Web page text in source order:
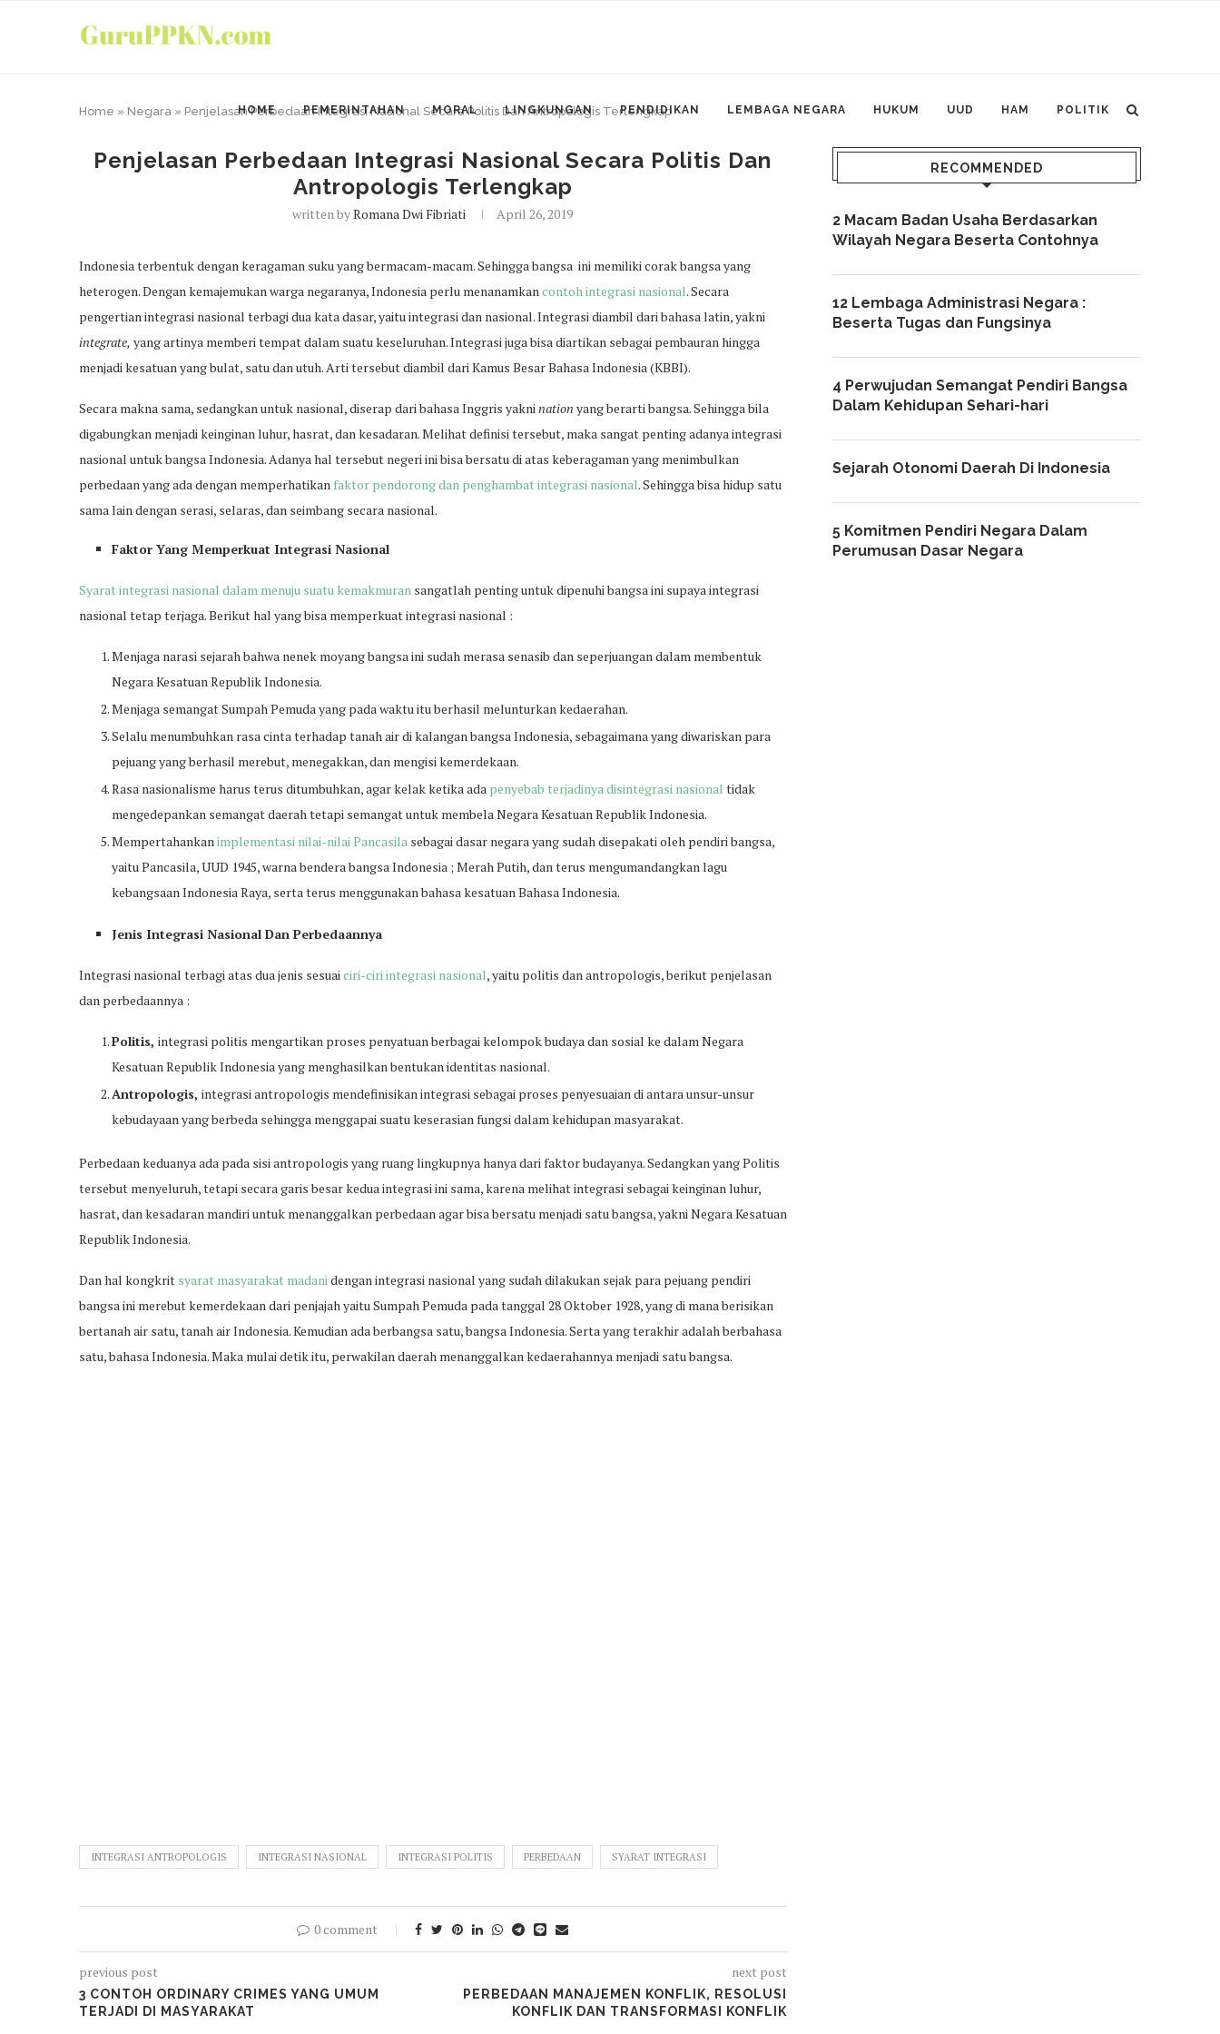
HOME PEMERINTAHAN MORAL LINGKUNGAN PENDIDIKAN LEMBAGA NEGARA HUKUM UUD HAM POLITIK
Home » Negara » Penjelasan Perbedaan Integrasi Nasional Secara Politis Dan Antropologis Terlengkap
Penjelasan Perbedaan Integrasi Nasional Secara Politis Dan
Antropologis Terlengkap
written byRomana Dwi Fibriati April 26, 2019
Indonesia terbentuk dengan keragaman suku yang bermacam-macam. Sehingga bangsa ini memiliki corak bangsa yang
heterogen. Dengan kemajemukan warga negaranya, Indonesia perlu menanamkancontoh integrasi nasional. Secara
pengertian integrasi nasional terbagi dua kata dasar, yaitu integrasi dan nasional. Integrasi diambil dari bahasa latin, yakni
integrate, yang artinya memberi tempat dalam suatu keseluruhan. Integrasi juga bisa diartikan sebagai pembauran hingga
menjadi kesatuan yang bulat, satu dan utuh. Arti tersebut diambil dari Kamus Besar Bahasa Indonesia (KBBI).
Secara makna sama, sedangkan untuk nasional, diserap dari bahasa Inggris yaknination yang berarti bangsa. Sehingga bila
digabungkan menjadi keinginan luhur, hasrat, dan kesadaran. Melihat definisi tersebut, maka sangat penting adanya integrasi
nasional untuk bangsa Indonesia. Adanya hal tersebut negeri ini bisa bersatu di atas keberagaman yang menimbulkan
perbedaan yang ada dengan memperhatikan faktor pendorong dan penghambat integrasi nasional. Sehingga bisa hidup satu
sama lain dengan serasi, selaras, dan seimbang secara nasional.
Faktor Yang Memperkuat Integrasi Nasional
Syarat integrasi nasional dalam menuju suatu kemakmuran sangatlah penting untuk dipenuhi bangsa ini supaya integrasi
nasional tetap terjaga. Berikut hal yang bisa memperkuat integrasi nasional :
Menjaga narasi sejarah bahwa nenek moyang bangsa ini sudah merasa senasib dan seperjuangan dalam membentuk
Negara Kesatuan Republik Indonesia.
Menjaga semangat Sumpah Pemuda yang pada waktu itu berhasil melunturkan kedaerahan.
Selalu menumbuhkan rasa cinta terhadap tanah air di kalangan bangsa Indonesia, sebagaimana yang diwariskan para
pejuang yang berhasil merebut, menegakkan, dan mengisi kemerdekaan.
Rasa nasionalisme harus terus ditumbuhkan, agar kelak ketika ada penyebab terjadinya disintegrasi nasional tidak
mengedepankan semangat daerah tetapi semangat untuk membela Negara Kesatuan Republik Indonesia.
Mempertahankanimplementasi nilai-nilai Pancasila sebagai dasar negara yang sudah disepakati oleh pendiri bangsa,
yaitu Pancasila, UUD 1945, warna bendera bangsa Indonesia ; Merah Putih, dan terus mengumandangkan lagu
kebangsaan Indonesia Raya, serta terus menggunakan bahasa kesatuan Bahasa Indonesia.
Jenis Integrasi Nasional Dan Perbedaannya
Integrasi nasional terbagi atas dua jenis sesuaiciri-ciri integrasi nasional, yaitu politis dan antropologis, berikut penjelasan
dan perbedaannya :
Politis, integrasi politis mengartikan proses penyatuan berbagai kelompok budaya dan sosial ke dalam Negara
Kesatuan Republik Indonesia yang menghasilkan bentukan identitas nasional.
Antropologis, integrasi antropologis mendefinisikan integrasi sebagai proses penyesuaian di antara unsur-unsur
kebudayaan yang berbeda sehingga menggapai suatu keserasian fungsi dalam kehidupan masyarakat.
Perbedaan keduanya ada pada sisi antropologis yang ruang lingkupnya hanya dari faktor budayanya. Sedangkan yang Politis
tersebut menyeluruh, tetapi secara garis besar kedua integrasi ini sama, karena melihat integrasi sebagai keinginan luhur,
hasrat, dan kesadaran mandiri untuk menanggalkan perbedaan agar bisa bersatu menjadi satu bangsa, yakni Negara Kesatuan
Republik Indonesia.
Dan hal kongkrit syarat masyarakat madanidengan integrasi nasional yang sudah dilakukan sejak para pejuang pendiri
bangsa ini merebut kemerdekaan dari penjajah yaitu Sumpah Pemuda pada tanggal 28 Oktober 1928, yang di mana berisikan
bertanah air satu, tanah air Indonesia. Kemudian ada berbangsa satu, bangsa Indonesia. Serta yang terakhir adalah berbahasa
satu, bahasa Indonesia. Maka mulai detik itu, perwakilan daerah menanggalkan kedaerahannya menjadi satu bangsa.
INTEGRASI ANTROPOLOGIS INTEGRASI NASIONAL INTEGRASI POLITIS PERBEDAAN SYARAT INTEGRASI
0 comment
previous post
3 CONTOH ORDINARY CRIMES YANG UMUM
TERJADI DI MASYARAKAT
next post
PERBEDAAN MANAJEMEN KONFLIK, RESOLUSI
KONFLIK DAN TRANSFORMASI KONFLIK
RECOMMENDED
2 Macam Badan Usaha Berdasarkan
Wilayah Negara Beserta Contohnya
12 Lembaga Administrasi Negara :
Beserta Tugas dan Fungsinya
4 Perwujudan Semangat Pendiri Bangsa
Dalam Kehidupan Sehari-hari
Sejarah Otonomi Daerah Di Indonesia
5 Komitmen Pendiri Negara Dalam
Perumusan Dasar Negara